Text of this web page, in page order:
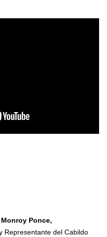
Ponce,
Representante del Cabildo